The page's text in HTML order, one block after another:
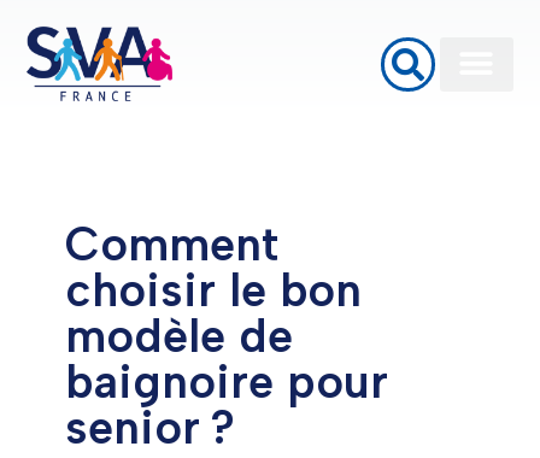
Comment
choisir le bon
modèle de
baignoire pour
senior ?